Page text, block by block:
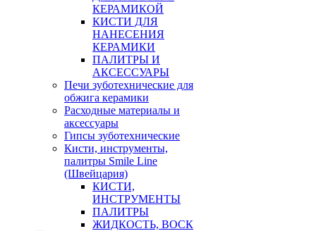
КЕРАМИКОЙ
КИСТИ ДЛЯ
НАНЕСЕНИЯ
КЕРАМИКИ
ПАЛИТРЫ И
АКСЕССУАРЫ
Печи зуботехнические для
обжига керамики
Расходные материалы и
аксессуары
Гипсы зуботехнические
Кисти, инструменты,
палитры Smile Line
(Швейцария)
КИСТИ,
ИНСТРУМЕНТЫ
ПАЛИТРЫ
ЖИДКОСТЬ, ВОСК